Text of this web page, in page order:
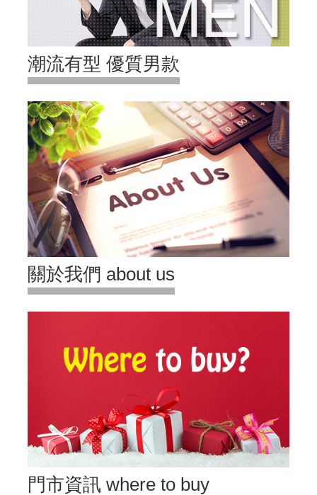
潮流有型 優質男款
關於我們 about us
門市資訊 where to buy